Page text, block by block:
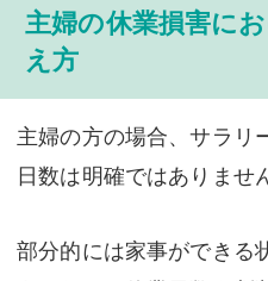
主婦の休業損害に
え方
主婦の方の場合、サラリ
日数は明確ではありませ
部分的には家事ができる